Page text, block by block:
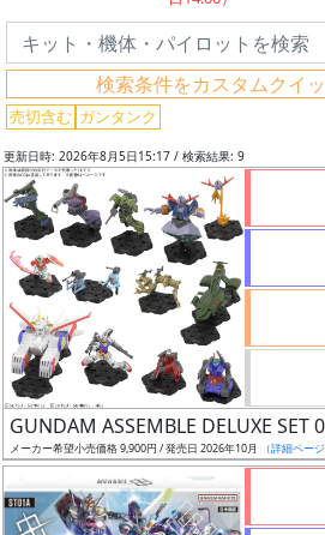
検索条件をカスタムクイ
売切含む ガンタンク
リ
ワ
ー
ド
検
索
グ
レ
ー
更新日時: 2026年8月5日15:17 / 検索結果: 9
GUNDAM ASSEMBLE DELUXE SET
メーカー希望小売価格 9,900円 / 発売日 2026年10月 （詳細ページ